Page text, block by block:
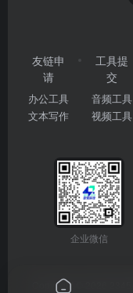
友链申
请
办公工具
文本写作
工具提
交
音频工具
视频工具
企业微信
Copyright © 2026